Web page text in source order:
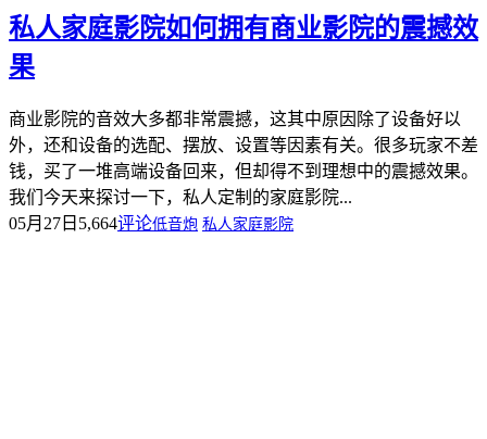
私人家庭影院如何拥有商业影院的震撼效
果
商业影院的音效大多都非常震撼，这其中原因除了设备好以
外，还和设备的选配、摆放、设置等因素有关。很多玩家不差
钱，买了一堆高端设备回来，但却得不到理想中的震撼效果。
我们今天来探讨一下，私人定制的家庭影院...
05月27日 5,664评论低音炮 私人家庭影院